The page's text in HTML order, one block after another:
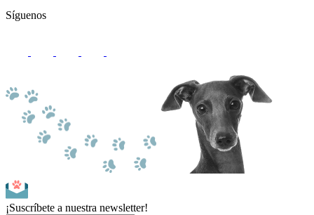
Síguenos
¡Suscríbete a nuestra newsletter!